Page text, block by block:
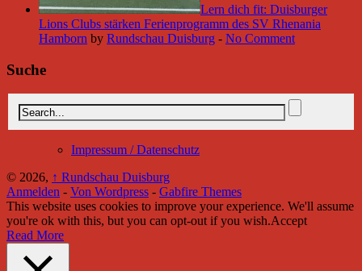
Lern dich fit: Duisburger
Lions Clubs stärken Ferienprogramm des SV Rhenania
Hamborn by Rundschau Duisburg - No Comment
Suche
Impressum / Datenschutz
© 2026, ↑ Rundschau Duisburg
Anmelden - Von Wordpress - Gabfire Themes
This website uses cookies to improve your experience. We'll assume
you're ok with this, but you can opt-out if you wish.Accept
Read More